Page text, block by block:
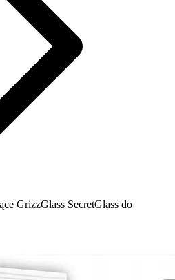
GrizzGlass SecretGlass do